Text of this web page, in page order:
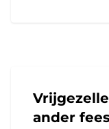
ander